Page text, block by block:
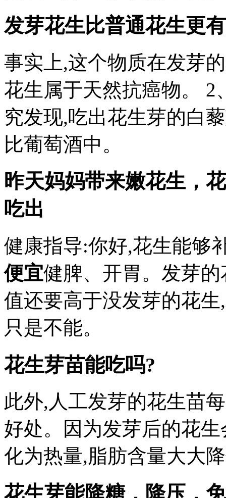
发芽花生比普通花生更
事实上,这个物质在发芽
花生属于天然抗癌物。 2
究发现,吃出花生芽的白
比葡萄酒中。
昨天妈妈带来嫩花生，
吃出
健康指导:你好,花生能够
便宜健脾、开胃。发芽
值还要高于没发芽的花
只是不能。
花生芽苗能吃吗?
此外,人工发芽的花生苗
好处。因为发芽后的花
化为热量,脂肪含量大大
花生芽能降糖，降压，